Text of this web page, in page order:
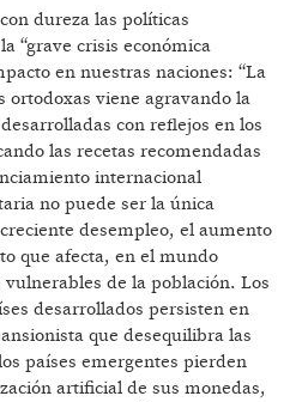
dureza las políticas
“grave crisis económica
en nuestras naciones: “La
ortodoxas viene agravando la
con reflejos en los
las recetas recomendadas
internacional
no puede ser la única
desempleo, el aumento
que afecta, en el mundo
de la población. Los
desarrollados persisten en
que desequilibra las
países emergentes pierden
artificial de sus monedas,